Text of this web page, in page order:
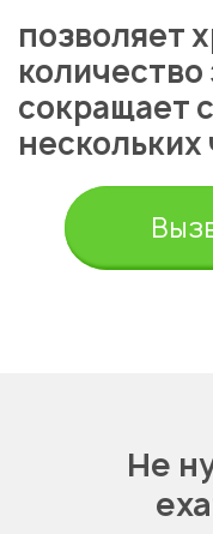
позволяет
количество
сокращает
нескольких
Не
Алматы